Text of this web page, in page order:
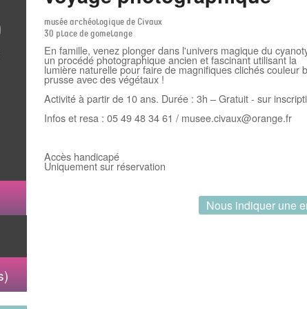
musée archéologique de Civaux
30 place de gomelange
En famille, venez plonger dans l'univers magique du
un procédé photographique ancien et fascinant utilisant la
lumière naturelle pour faire de magnifiques clichés couleur
prusse avec des végétaux !
Activité à partir de 10 ans. Durée : 3h – Gratuit - sur
Infos et resa : 05 49 48 34 61 / musee.civaux@orange.fr
Accès handicapé
Uniquement sur réservation
Nous indiquer une